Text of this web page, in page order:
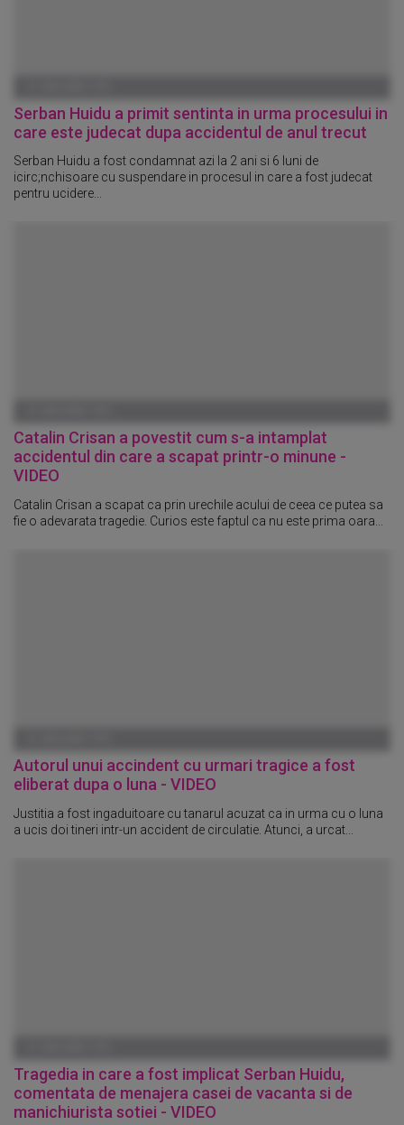
Serban Huidu a primit sentinta in urma procesului in
care este judecat dupa accidentul de anul trecut
Serban Huidu a fost condamnat azi la 2 ani si 6 luni de
icirc;nchisoare cu suspendare in procesul in care a fost judecat
pentru ucidere...
Catalin Crisan a povestit cum s-a intamplat
accidentul din care a scapat printr-o minune -
VIDEO
Catalin Crisan a scapat ca prin urechile acului de ceea ce putea sa
fie o adevarata tragedie. Curios este faptul ca nu este prima oara...
Autorul unui accindent cu urmari tragice a fost
eliberat dupa o luna - VIDEO
Justitia a fost ingaduitoare cu tanarul acuzat ca in urma cu o luna
a ucis doi tineri intr-un accident de circulatie. Atunci, a urcat...
Tragedia in care a fost implicat Serban Huidu,
comentata de menajera casei de vacanta si de
manichiurista sotiei - VIDEO